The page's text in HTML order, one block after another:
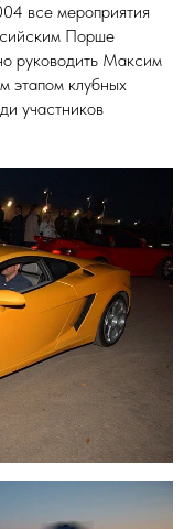
все мероприятия
Порше
руководить Максим
этапом клубных
участников